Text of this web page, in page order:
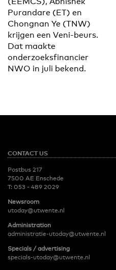
Purandare (ET) en
Chongnan Ye (TNW)
krijgen een Veni-beurs.
Dat maakte
onderzoeksfinancier
NWO in juli bekend.
CONTACT US
Postbus 217
7500 AE Enschede
T: 053 - 489 2029
Newsroom
utoday@utwente.nl
Administration
administratie-utoday@utwente.nl
Specials / advertising
specials-utoday@utwente.nl